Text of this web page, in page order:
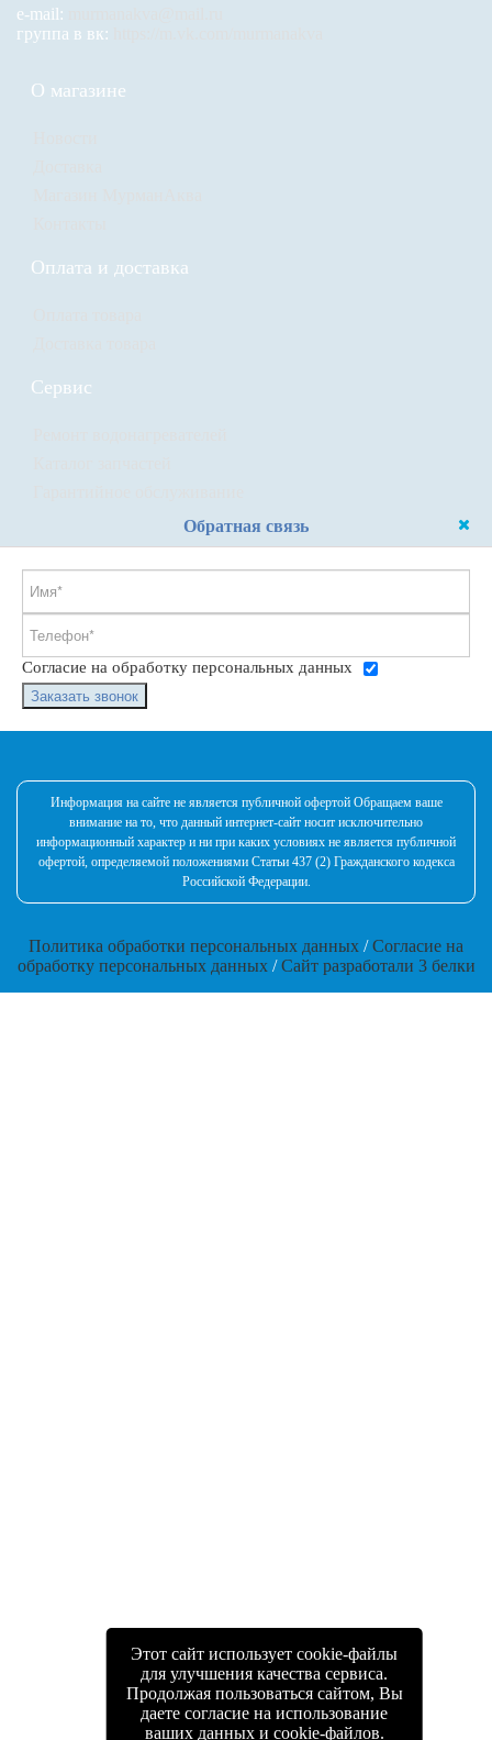
e-mail:
группа в вк:
О магазине
Оплата и доставка
Сервис
Обратная связь
Согласие на обработку персональных данных
Заказать звонок
Информация на сайте не является публичной офертой Обращаем ваше
внимание на то, что данный интернет-сайт носит исключительно
информационный характер и ни при каких условиях не является публичной
офертой, определяемой положениями Статьи 437 (2) Гражданского кодекса
Российской Федерации.
Политика обработки персональных данных /Согласие на
обработку персональных данных/Сайт разработали 3 белки
Этот сайт использует cookie-файлы
для улучшения качества сервиса.
Продолжая пользоваться сайтом, Вы
даете согласие на использование
ваших данных и cookie-файлов.